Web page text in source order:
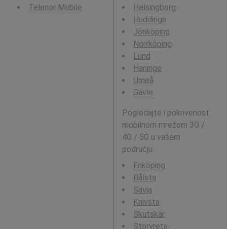
Telenor Mobile
Helsingborg
Huddinge
Jönköping
Norrköping
Lund
Haninge
Umeå
Gävle
Pogledajte i pokrivenost
mobilnom mrežom 3G /
4G / 5G u vašem
području:
Enköping
Bålsta
Sävja
Knivsta
Skutskär
Storvreta